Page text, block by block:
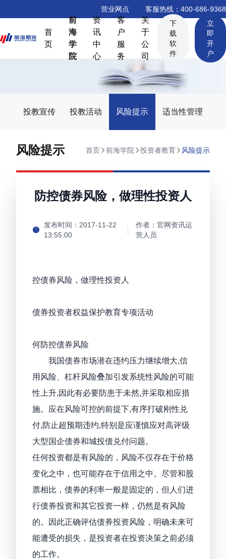
营业网点 客服热线：400-686-9368
首
页
前
海
学
院
资
讯
中
心
客
户
服
务
关
于
公
司
下
载
软
件
立
即
开
户
投教宣传 投教活动 风险提示 适当性管理
风险提示 首页 前海学院 投资者教育 风险提示
防控债券风险，做理性投资人
发布时间： 2017-11-22
13:55:00
作者：官网资讯运
营人员
控债券风险，做理性投资人
债券投资者权益保护教育专项活动
何防控债券风险
我国债券市场潜在违约压力继续增大,信
用风险、杠杆风险叠加引发系统性风险的可能
性上升,因此有必要防患于未然,并采取相应措
施。应在风险可控的前提下,有序打破刚性兑
付,防止超预期违约,特别是应谨慎应对高评级
大型国企债券和城投债兑付问题。
任何投资都是有风险的，风险不仅存在于价格
变化之中，也可能存在于信用之中。尽管和股
票相比，债券的利率一般是固定的，但人们进
行债券投资和其它投资一样，仍然是有风险
的。因此正确评估债券投资风险，明确未来可
能遭受的损失，是投资者在投资决策之前必须
的工作。